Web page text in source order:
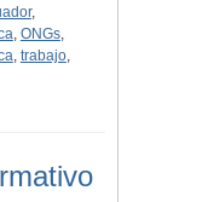
,
, ONGs,
, trabajo,